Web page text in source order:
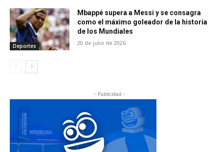
Deportes
Mbappé supera a Messi y se consagra
como el máximo goleador de la historia
de los Mundiales
20 de julio de 2026
- Publicidad -